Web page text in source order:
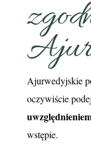
Ajurwedyjskie
oczywiście
wstępie.